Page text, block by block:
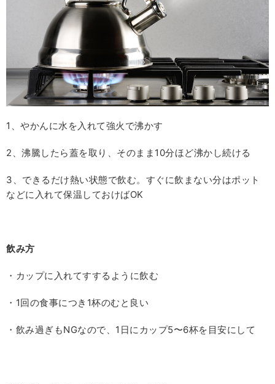
1 、やかんに水を入れて強火で沸かす
2 、沸騰したら蓋を取り、そのまま 10分ほど沸かし続ける
3 、できるだけ熱い状態で飲む。すぐに飲まない分はポット
などに入れて保温しておけばOK
飲み方
・カップに入れてすするように飲む
・ 1回の食事につき 1杯のむと良い
・飲み過ぎもNGなので、 1 日にカップ5〜6杯を目安にして